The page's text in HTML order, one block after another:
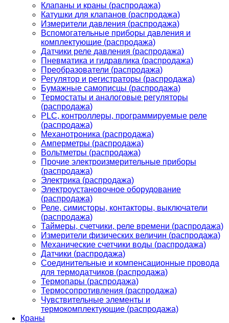
Клапаны и краны (распродажа)
Катушки для клапанов (распродажа)
Измерители давления (распродажа)
Вспомогательные приборы давления и
комплектующие (распродажа)
Датчики реле давления (распродажа)
Пневматика и гидравлика (распродажа)
Преобразователи (распродажа)
Регулятор и регистраторы (распродажа)
Бумажные самописцы (распродажа)
Термостаты и аналоговые регуляторы
(распродажа)
PLС, контроллеры, программируемые реле
(распродажа)
Механотроника (распродажа)
Амперметры (распродажа)
Вольтметры (распродажа)
Прочие электроизмерительные приборы
(распродажа)
Электрика (распродажа)
Электроустановочное оборудование
(распродажа)
Реле, симисторы, контакторы, выключатели
(распродажа)
Таймеры, счетчики, реле времени (распродажа)
Измерители физических величин (распродажа)
Механические счетчики воды (распродажа)
Датчики (распродажа)
Соединительные и компенсационные провода
для термодатчиков (распродажа)
Термопары (распродажа)
Термосопротивления (распродажа)
Чувствительные элементы и
термокомплектующие (распродажа)
Краны